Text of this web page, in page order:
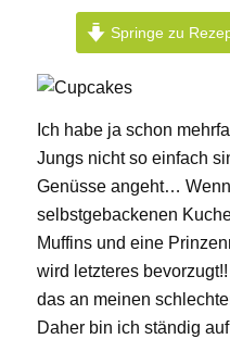
Springe zu
Ich habe ja schon
Jungs nicht so einfach
Genüsse angeht…
selbstgebackenen
Muffins und eine
wird letzteres
das an meinen
Daher bin ich ständig